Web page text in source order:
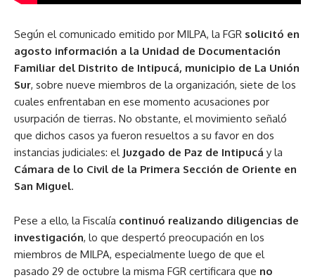
Según el comunicado emitido por MILPA, la FGR solicitó en
agosto información a la Unidad de Documentación
Familiar del Distrito de Intipucá, municipio de La Unión
Sur, sobre nueve miembros de la organización, siete de los
cuales enfrentaban en ese momento acusaciones por
usurpación de tierras. No obstante, el movimiento señaló
que dichos casos ya fueron resueltos a su favor en dos
instancias judiciales: el Juzgado de Paz de Intipucá y la
Cámara de lo Civil de la Primera Sección de Oriente en
San Miguel.
Pese a ello, la Fiscalía continuó realizando diligencias de
investigación, lo que despertó preocupación en los
miembros de MILPA, especialmente luego de que el
pasado 29 de octubre la misma FGR certificara que no